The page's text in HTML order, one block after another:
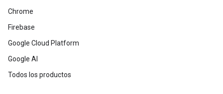
Chrome
Firebase
Google Cloud Platform
Google AI
Todos los productos